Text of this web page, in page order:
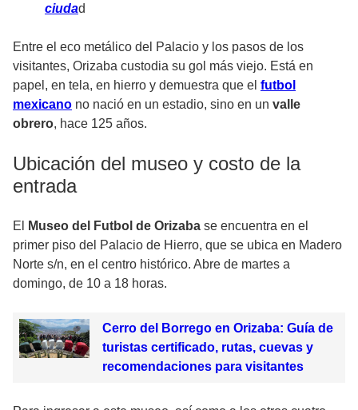
ciudad
Entre el eco metálico del Palacio y los pasos de los
visitantes, Orizaba custodia su gol más viejo. Está en
papel, en tela, en hierro y demuestra que el futbol
mexicano no nació en un estadio, sino en un valle
obrero, hace 125 años.
Ubicación del museo y costo de la
entrada
El Museo del Futbol de Orizaba se encuentra en el
primer piso del Palacio de Hierro, que se ubica en Madero
Norte s/n, en el centro histórico. Abre de martes a
domingo, de 10 a 18 horas.
Cerro del Borrego en Orizaba: Guía de
turistas certificado, rutas, cuevas y
recomendaciones para visitantes